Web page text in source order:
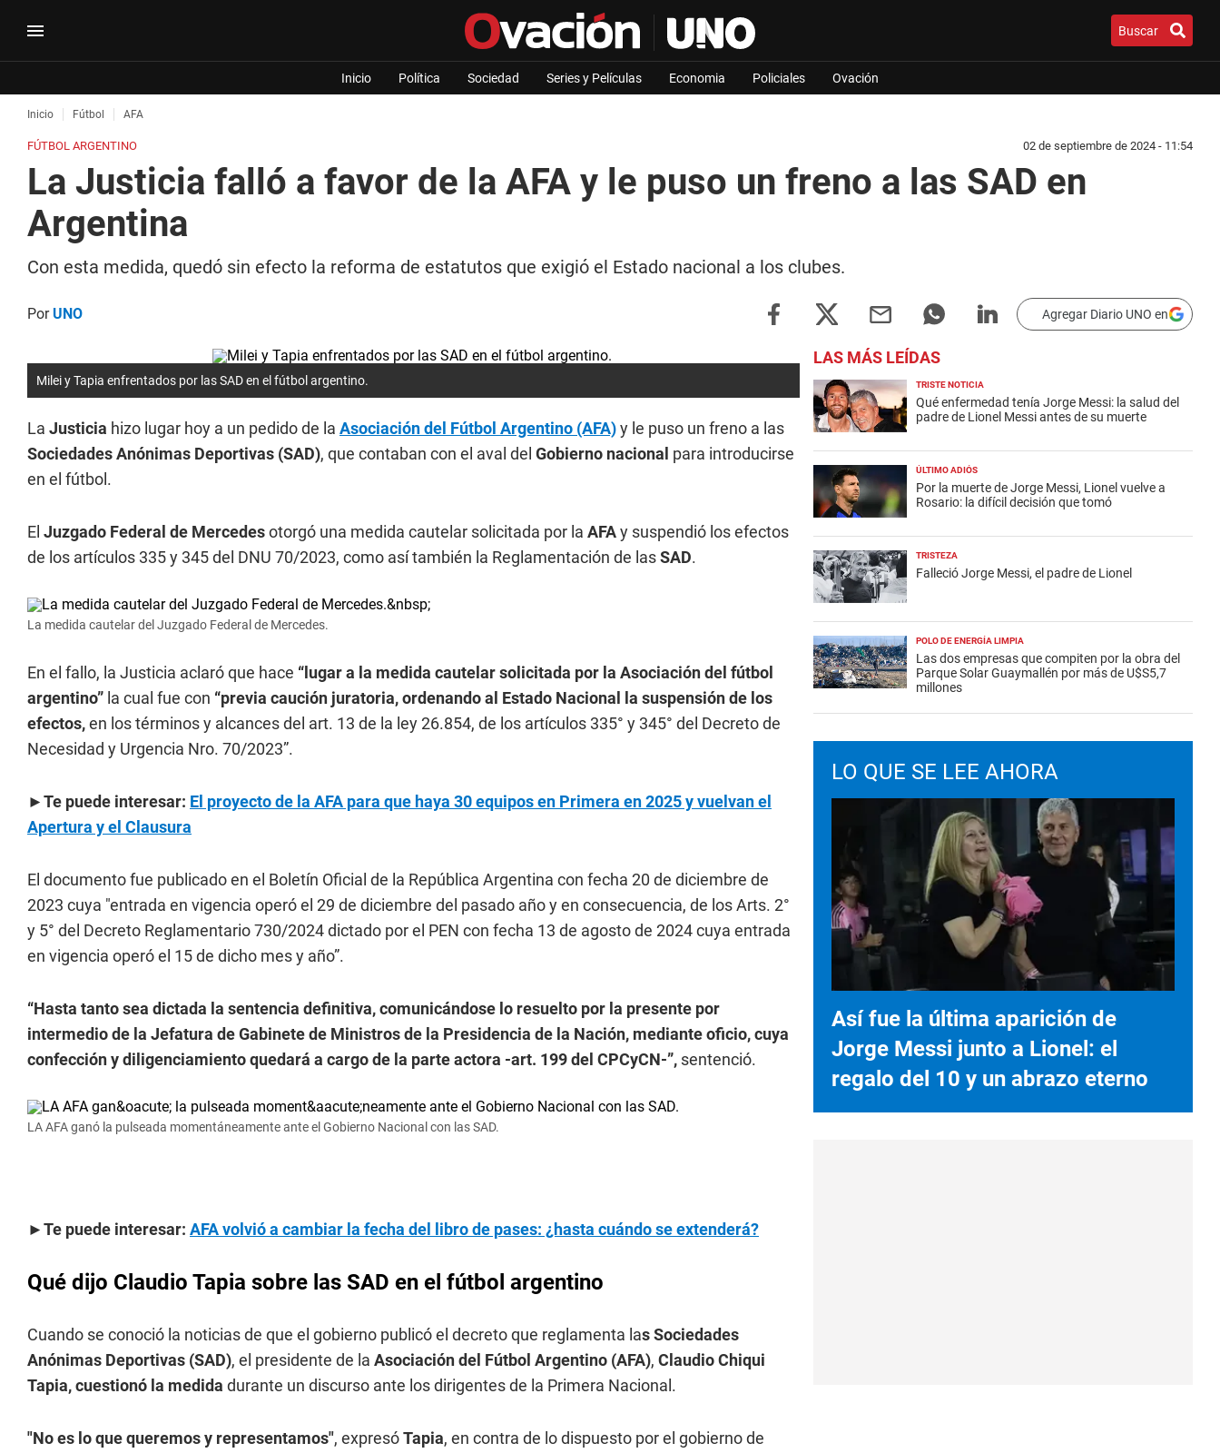
Buscar
Inicio Política Sociedad Series y Películas Economia Policiales Ovación
Inicio Fútbol AFA
FÚTBOL ARGENTINO 02 de septiembre de 2024 - 11:54
La Justicia falló a favor de la AFA y le puso un freno a las SAD en
Argentina
Con esta medida, quedó sin efecto la reforma de estatutos que exigió el Estado nacional a los clubes.
PorUNO Agregar Diario UNO en
Milei y Tapia enfrentados por las SAD en el fútbol argentino.
La Justicia hizo lugar hoy a un pedido de la Asociación del Fútbol Argentino (AFA)y le puso un freno a las
Sociedades Anónimas Deportivas (SAD), que contaban con el aval del Gobierno nacional para introducirse
en el fútbol.
El Juzgado Federal de Mercedesotorgó una medida cautelar solicitada por la AFAy suspendió los efectos
de los artículos 335 y 345 del DNU 70/2023, como así también la Reglamentación de lasSAD.
La medida cautelar del Juzgado Federal de Mercedes.
En el fallo, la Justicia aclaró que hace “lugar a la medida cautelar solicitada por la Asociación del fútbol
argentino” la cual fue con “previa caución juratoria, ordenando al Estado Nacional la suspensión de los
efectos,en los términos y alcances del art. 13 de la ley 26.854, de los artículos 335° y 345° del Decreto de
Necesidad y Urgencia Nro. 70/2023”.
►Te puede interesar: El proyecto de la AFA para que haya 30 equipos en Primera en 2025 y vuelvan el
Apertura y el Clausura
El documento fue publicado en el Boletín Oficial de la República Argentina con fecha 20 de diciembre de
2023 cuya "entrada en vigencia operó el 29 de diciembre del pasado año y en consecuencia, de los Arts. 2°
y 5° del Decreto Reglamentario 730/2024 dictado por el PEN con fecha 13 de agosto de 2024 cuya entrada
en vigencia operó el 15 de dicho mes y año”.
“Hasta tanto sea dictada la sentencia definitiva, comunicándose lo resuelto por la presente por
intermedio de la Jefatura de Gabinete de Ministros de la Presidencia de la Nación, mediante oficio, cuya
confección y diligenciamiento quedará a cargo de la parte actora -art. 199 del CPCyCN-”, sentenció.
LA AFA ganó la pulseada momentáneamente ante el Gobierno Nacional con las SAD.
►Te puede interesar: AFA volvió a cambiar la fecha del libro de pases: ¿hasta cuándo se extenderá?
Qué dijo Claudio Tapia sobre las SAD en el fútbol argentino
Cuando se conoció la noticias de que el gobierno publicó el decreto que reglamenta las Sociedades
Anónimas Deportivas (SAD), el presidente de la Asociación del Fútbol Argentino (AFA), Claudio Chiqui
Tapia, cuestionó la medida durante un discurso ante los dirigentes de la Primera Nacional.
"No es lo que queremos y representamos", expresóTapia, en contra de lo dispuesto por el gobierno de
LAS MÁS LEÍDAS
TRISTE NOTICIA
Qué enfermedad tenía Jorge Messi: la salud del
padre de Lionel Messi antes de su muerte
ÚLTIMO ADIÓS
Por la muerte de Jorge Messi, Lionel vuelve a
Rosario: la difícil decisión que tomó
TRISTEZA
Falleció Jorge Messi, el padre de Lionel
POLO DE ENERGÍA LIMPIA
Las dos empresas que compiten por la obra del
Parque Solar Guaymallén por más de U$S5,7
millones
LO QUE SE LEE AHORA
Así fue la última aparición de
Jorge Messi junto a Lionel: el
regalo del 10 y un abrazo eterno